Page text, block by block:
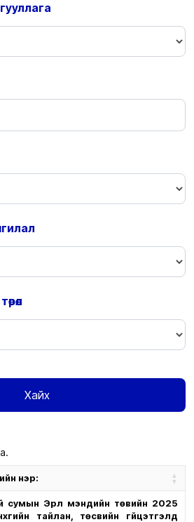
Хайх
нэр:
сумын Эрүүл мэндийн төвийн 2025
тайлан, төсвийн гүйцэтгэлд